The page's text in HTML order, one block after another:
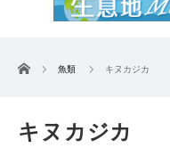
ホーム 魚類 キヌカジカ
キヌカジカ